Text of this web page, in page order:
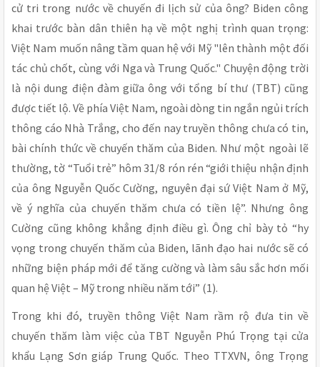
cử tri trong nước về chuyến đi lịch sử của ông? Biden công
khai trước bàn dân thiên hạ về một nghị trình quan trọng:
Việt Nam muốn nâng tầm quan hệ với Mỹ "lên thành một đối
tác chủ chốt, cùng với Nga và Trung Quốc." Chuyện động trời
là nội dung điện đàm giữa ông với tổng bí thư (TBT) cũng
được tiết lộ. Về phía Việt Nam, ngoài dòng tin ngắn ngủi trích
thông cáo Nhà Trắng, cho đến nay truyền thông chưa có tin,
bài chính thức về chuyến thăm của Biden. Như một ngoài lẽ
thường, tờ “Tuổi trẻ” hôm 31/8 rón rén “giới thiệu nhận định
của ông Nguyễn Quốc Cường, nguyên đại sứ Việt Nam ở Mỹ,
về ý nghĩa của chuyến thăm chưa có tiền lệ”. Nhưng ông
Cường cũng không khẳng định điều gì. Ông chỉ bày tỏ “hy
vọng trong chuyến thăm của Biden, lãnh đạo hai nước sẽ có
những biện pháp mới để tăng cường và làm sâu sắc hơn mối
quan hệ Việt – Mỹ trong nhiều năm tới” (1).
Trong khi đó, truyền thông Việt Nam rầm rộ đưa tin về
chuyến thăm làm việc của TBT Nguyễn Phú Trọng tại cửa
khẩu Lạng Sơn giáp Trung Quốc. Theo TTXVN, ông Trọng